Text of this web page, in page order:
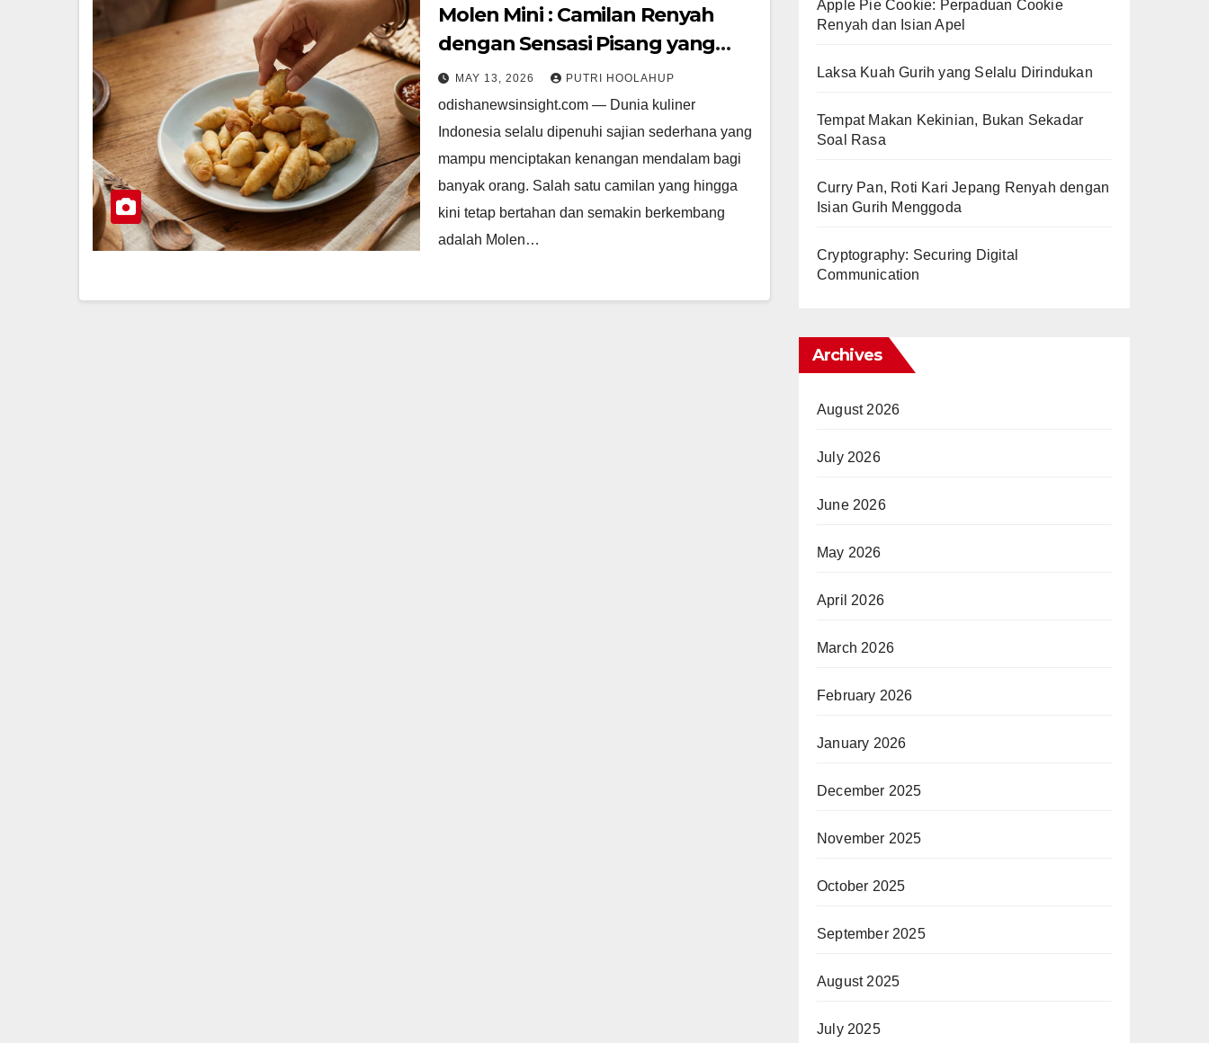
Molen Mini : Camilan Renyah
dengan Sensasi Pisang yang
Menggoda
MAY 13, 2026 PUTRI HOOLAHUP
odishanewsinsight.com — Dunia kuliner
Indonesia selalu dipenuhi sajian sederhana yang
mampu menciptakan kenangan mendalam bagi
banyak orang. Salah satu camilan yang hingga
kini tetap bertahan dan semakin berkembang
adalah Molen…
Apple Pie Cookie: Perpaduan Cookie
Renyah dan Isian Apel
Laksa Kuah Gurih yang Selalu Dirindukan
Tempat Makan Kekinian, Bukan Sekadar
Soal Rasa
Curry Pan, Roti Kari Jepang Renyah dengan
Isian Gurih Menggoda
Cryptography: Securing Digital
Communication
Archives
August 2026
July 2026
June 2026
May 2026
April 2026
March 2026
February 2026
January 2026
December 2025
November 2025
October 2025
September 2025
August 2025
July 2025